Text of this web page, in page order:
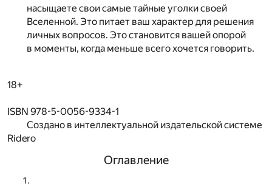
насыщаете свои самые тайные уголки своей
Вселенной. Это питает ваш характер для решения
личных вопросов. Это становится вашей опорой
в моменты, когда меньше всего хочется говорить.
18+
ISBN 978-5-0056-9334-1
Создано в интеллектуальной издательской системе
Ridero
Оглавление